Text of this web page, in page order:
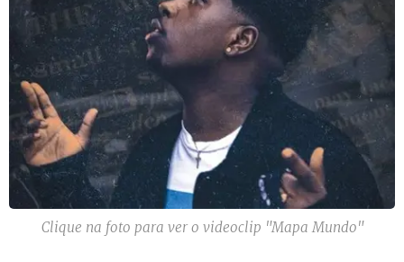
Clique na foto para ver o videoclip "Mapa Mundo"